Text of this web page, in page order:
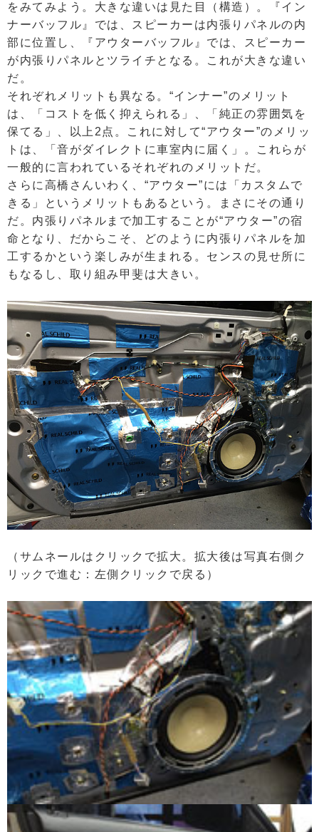
をみてみよう。大きな違いは見た目（構造）。『イン
ナーバッフル』では、スピーカーは内張りパネルの内
部に位置し、『アウターバッフル』では、スピーカー
が内張りパネルとツライチとなる。これが大きな違い
だ。
それぞれメリットも異なる。“インナー”のメリット
は、「コストを低く抑えられる」、「純正の雰囲気を
保てる」、以上2点。これに対して“アウター”のメリッ
トは、「音がダイレクトに車室内に届く」。これらが
一般的に言われているそれぞれのメリットだ。
さらに高橋さんいわく、“アウター”には「カスタムで
きる」というメリットもあるという。まさにその通り
だ。内張りパネルまで加工することが“アウター”の宿
命となり、だからこそ、どのように内張りパネルを加
工するかという楽しみが生まれる。センスの見せ所に
もなるし、取り組み甲斐は大きい。
（サムネールはクリックで拡大。拡大後は写真右側ク
リックで進む：左側クリックで戻る）